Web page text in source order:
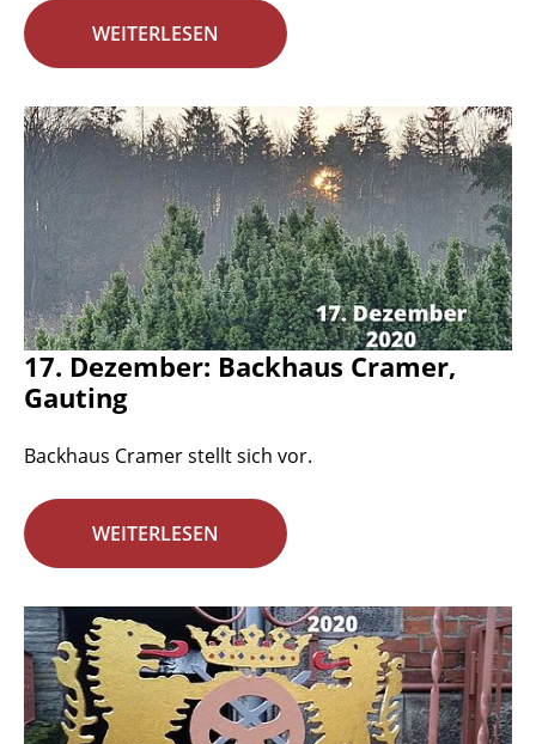
WEITERLESEN
17. Dezember: Backhaus Cramer,
Gauting
Backhaus Cramer stellt sich vor.
WEITERLESEN